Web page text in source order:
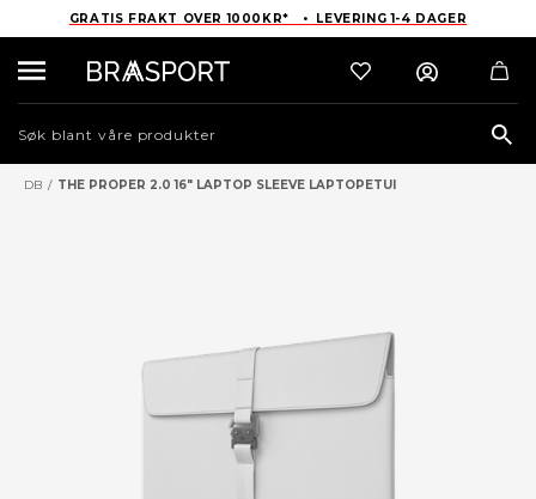
GRATIS FRAKT OVER 1000KR* • LEVERING 1-4 DAGER
DB / THE PROPER 2.0 16" LAPTOP SLEEVE LAPTOPETUI